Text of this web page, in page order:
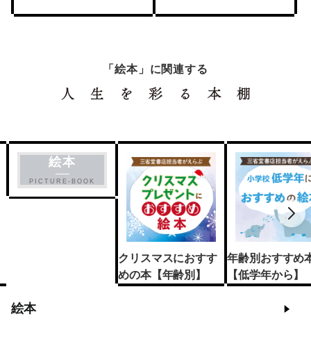
「絵本」に関連する
絵本
PICTURE-BOOK
クリスマスにおすす
めの本【年齢別】
年齢別おすすめ
【低学年から】
絵本